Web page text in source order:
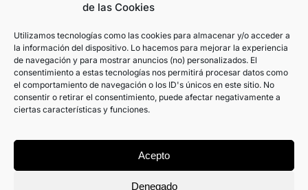
de las Cookies
Utilizamos tecnologías como las cookies para almacenar y/o acceder a
la información del dispositivo. Lo hacemos para mejorar la experiencia
de navegación y para mostrar anuncios (no) personalizados. El
consentimiento a estas tecnologías nos permitirá procesar datos como
el comportamiento de navegación o los ID's únicos en este sitio. No
consentir o retirar el consentimiento, puede afectar negativamente a
ciertas características y funciones.
Acepto
Denegado
El Sistema
Growth Marketing
Recursos
Contacto